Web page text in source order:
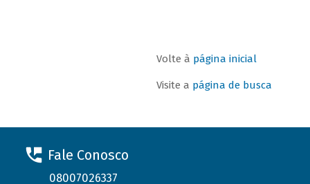
Volte à página inicial
Visite a página de busca
Fale Conosco
08007026337